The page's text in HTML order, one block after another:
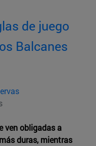
de juego
Balcanes
ven obligadas a
duras, mientras